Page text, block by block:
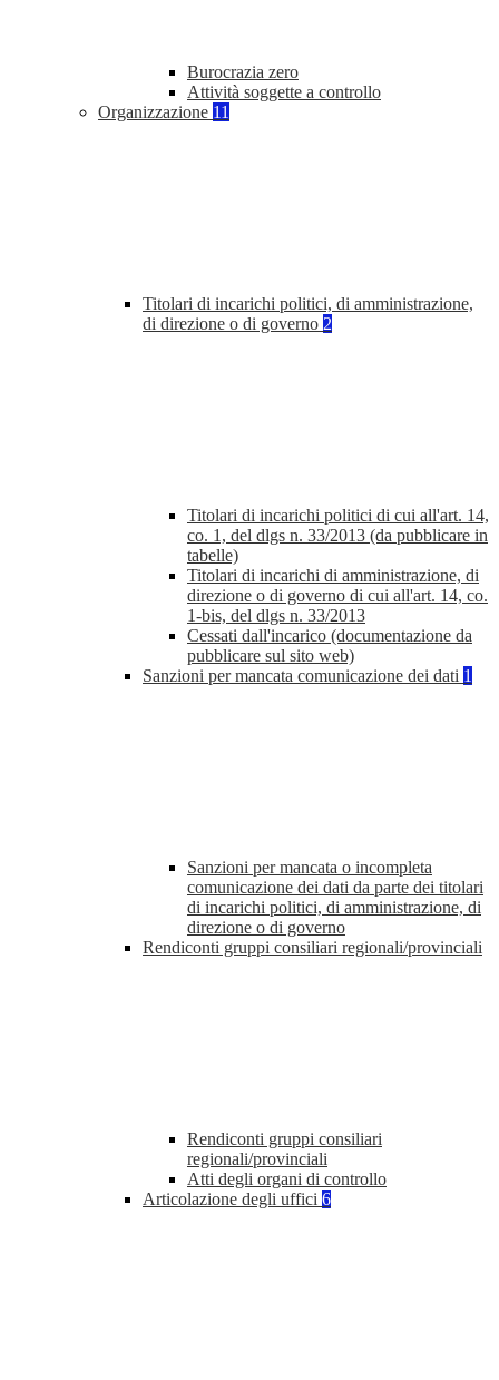
Burocrazia zero
Attività soggette a controllo
Organizzazione 11
Titolari di incarichi politici, di amministrazione,
di direzione o di governo 2
Titolari di incarichi politici di cui all'art. 14,
co. 1, del dlgs n. 33/2013 (da pubblicare in
tabelle)
Titolari di incarichi di amministrazione, di
direzione o di governo di cui all'art. 14, co.
1-bis, del dlgs n. 33/2013
Cessati dall'incarico (documentazione da
pubblicare sul sito web)
Sanzioni per mancata comunicazione dei dati 1
Sanzioni per mancata o incompleta
comunicazione dei dati da parte dei titolari
di incarichi politici, di amministrazione, di
direzione o di governo
Rendiconti gruppi consiliari regionali/provinciali
Rendiconti gruppi consiliari
regionali/provinciali
Atti degli organi di controllo
Articolazione degli uffici 6